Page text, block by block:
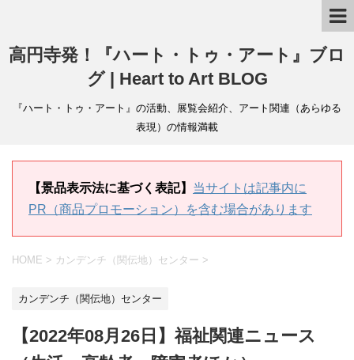
高円寺発！『ハート・トゥ・アート』ブロ
グ | Heart to Art BLOG
『ハート・トゥ・アート』の活動、展覧会紹介、アート関連（あらゆる
表現）の情報満載
【景品表示法に基づく表記】 当サイトは記事内に
PR（商品プロモーション）を含む場合があります
HOME > カンデンチ（関伝地）センター >
カンデンチ（関伝地）センター
【2022年08月26日】福祉関連ニュース